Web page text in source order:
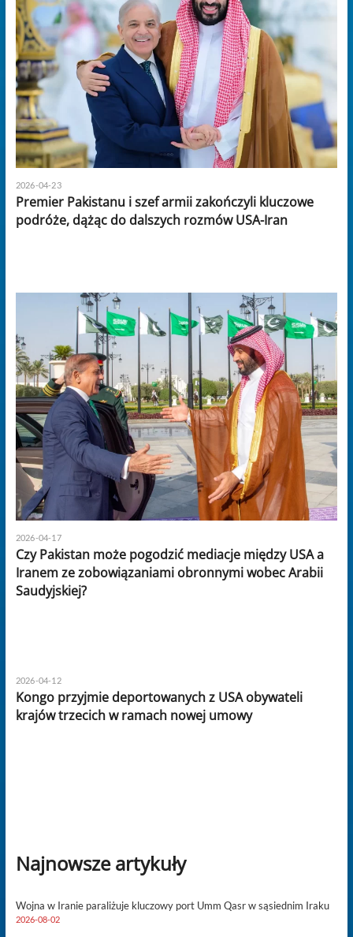
2026-04-23
Premier Pakistanu i szef armii zakończyli kluczowe
podróże, dążąc do dalszych rozmów USA-Iran
2026-04-17
Czy Pakistan może pogodzić mediacje między USA a
Iranem ze zobowiązaniami obronnymi wobec Arabii
Saudyjskiej?
2026-04-12
Kongo przyjmie deportowanych z USA obywateli
krajów trzecich w ramach nowej umowy
Najnowsze artykuły
Wojna w Iranie paraliżuje kluczowy port Umm Qasr w sąsiednim Iraku
2026-08-02